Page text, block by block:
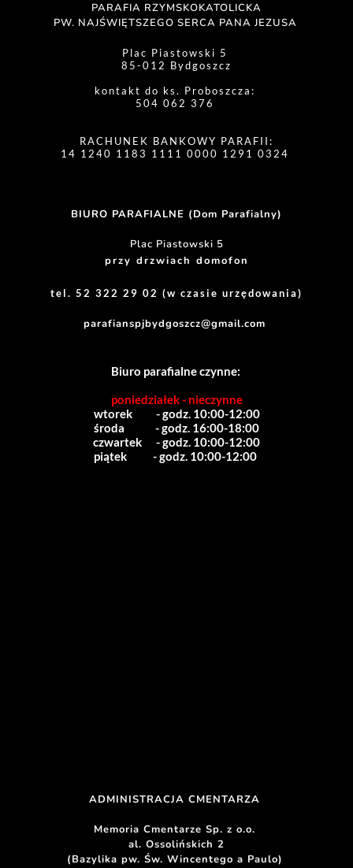
PARAFIA RZYMSKOKATOLICKA
PW. NAJŚWIĘTSZEGO SERCA PANA JEZUSA
Plac Piastowski 5
85-012 Bydgoszcz
kontakt do ks. Proboszcza:
504 062 376
RACHUNEK BANKOWY PARAFII:
14 1240 1183 1111 0000 1291 0324
BIURO PARAFIALNE (Dom Parafialny)
Plac Piastowski 5
przy drzwiach domofon
tel. 52 322 29 02 (w czasie urzędowania)
parafianspjbydgoszcz@gmail.com
Biuro parafialne czynne:
poniedziałek - nieczynne
wtorek          - godz. 10:00-12:00
środa             - godz. 16:00-18:00
czwartek      - godz. 10:00-12:00
piątek           - godz. 10:00-12:00
ADMINISTRACJA CMENTARZA
Memoria Cmentarze Sp. z o.o.
al. Ossolińskich 2
(Bazylika pw. Św. Wincentego a Paulo)